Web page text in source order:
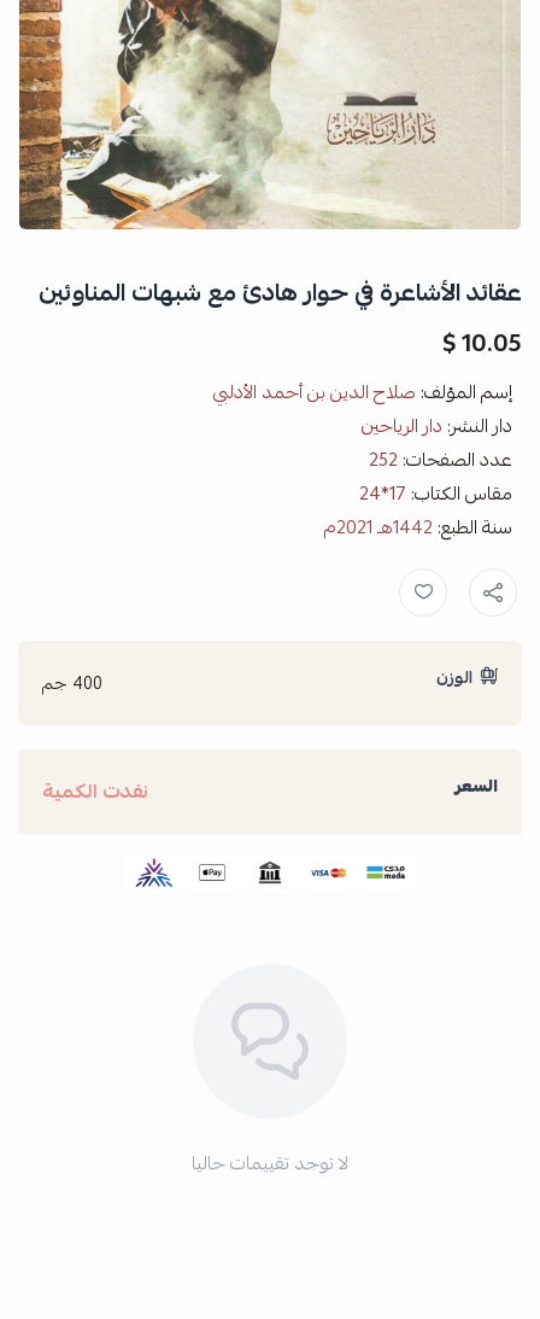
عقائد الأشاعرة في حوار هادئ مع شبهات المناوئين
10.05 $
إسم المؤلف: صلاح الدين بن أحمد الأدلبي
دار النشر: دار الرياحين
عدد الصفحات: 252
مقاس الكتاب: 17*24
سنة الطبع: 1442هـ 2021م
الوزن 400 جم
السعر نفدت الكمية
لا توجد تقييمات حاليا